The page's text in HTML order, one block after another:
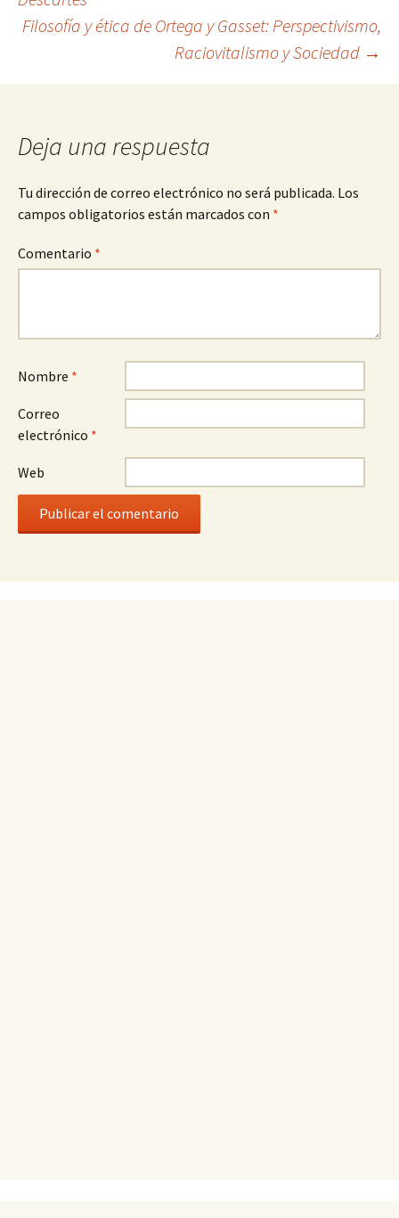
de
entradas
Filosofía y ética de Ortega y Gasset: Perspectivismo,
Raciovitalismo y Sociedad →
Deja una respuesta
Tu dirección de correo electrónico no será publicada. Los
campos obligatorios están marcados con *
Comentario *
Nombre *
Correo
electrónico *
Web